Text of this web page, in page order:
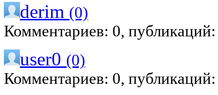
derim (0)
Комментариев: 0,
user0 (0)
Комментариев: 0,